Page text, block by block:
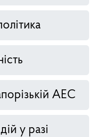
АЕС
у разі